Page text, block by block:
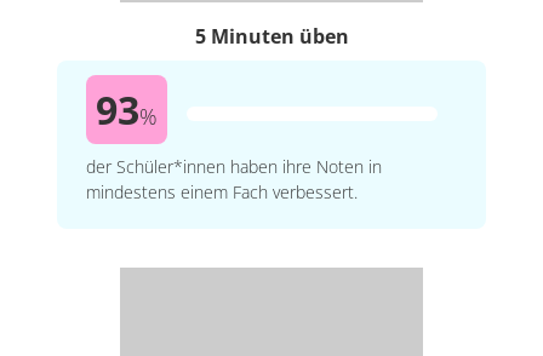
5 Minuten üben
93%
der Schüler*innen haben ihre Noten in
mindestens einem Fach verbessert.